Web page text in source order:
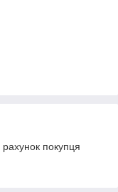
покупця